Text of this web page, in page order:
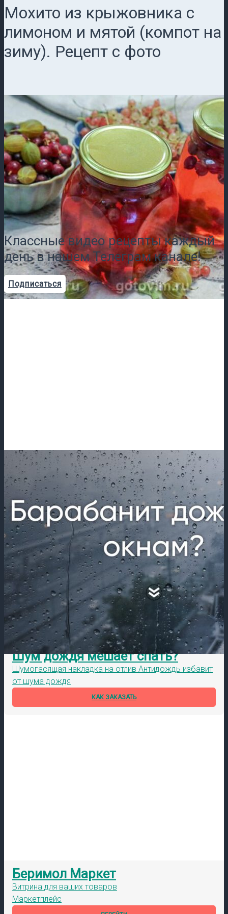
Мохито из крыжовника с
лимоном и мятой (компот на
зиму). Рецепт с фото
Классные видео рецепты каждый
день в нашем Телеграм канале!
Подписаться
Шум дождя мешает спать?
Шумогасящая накладка на отлив Антидождь избавит
от шума дождя
КАК ЗАКАЗАТЬ
Беримол Маркет
Витрина для ваших товаров
Маркетплейс